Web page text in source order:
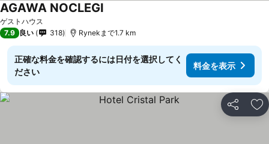
ゲストハウス
AGAWA NOCLEGI
7.9 良い 318 Rynekまで1.7 km
正確な料金を確認するには日付を選択してく
ださい
料金を表示
シェア お